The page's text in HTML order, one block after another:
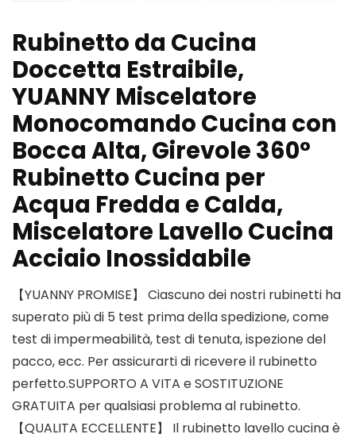
Rubinetto da Cucina
Doccetta Estraibile,
YUANNY Miscelatore
Monocomando Cucina con
Bocca Alta, Girevole 360°
Rubinetto Cucina per
Acqua Fredda e Calda,
Miscelatore Lavello Cucina
Acciaio Inossidabile
【YUANNY PROMISE】 Ciascuno dei nostri rubinetti ha
superato più di 5 test prima della spedizione, come
test di impermeabilità, test di tenuta, ispezione del
pacco, ecc. Per assicurarti di ricevere il rubinetto
perfetto.SUPPORTO A VITA e SOSTITUZIONE
GRATUITA per qualsiasi problema al rubinetto.
【QUALITA ECCELLENTE】 Il rubinetto lavello cucina è